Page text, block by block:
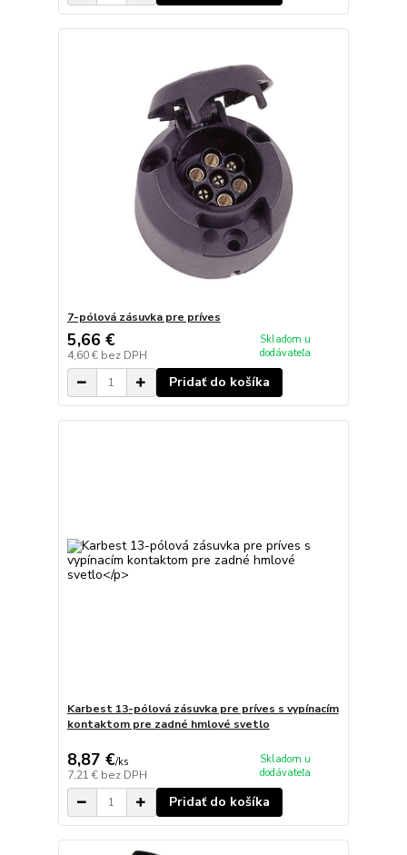
7-pólová zásuvka pre príves
5,66 €
4,60 € bez DPH
Skladom u
dodávateľa
Pridať do košíka
Karbest 13-pólová zásuvka pre príves s vypínacím
kontaktom pre zadné hmlové svetlo
8,87 €/ks
7,21 € bez DPH
Skladom u
dodávateľa
Pridať do košíka